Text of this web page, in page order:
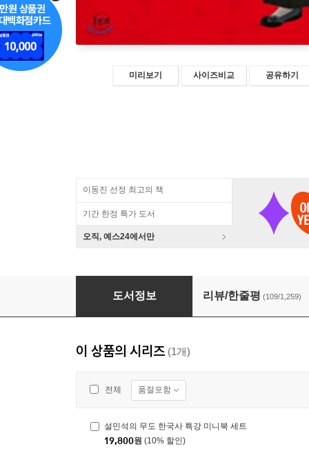
미리보기 사이즈비교 공유하기
이동진 선정 최고의 책
기간 한정 특가 도서
오직, 예스24에서만
설민석의 무도 한국사 특강
도서정보 리뷰/한줄평 (109/1,259)
이 상품의 시리즈 (1개)
전체 품절포함
설민석의 무도 한국사 특강 미니북 세트
19,800원 (10% 할인)